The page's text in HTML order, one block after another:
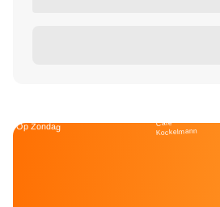
Op Zondag Café
Kockelmann